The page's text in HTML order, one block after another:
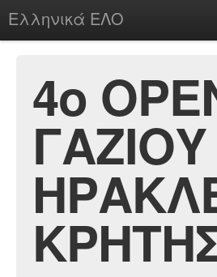
Ελληνικά ΕΛΟ
chesstu.be @ discord
Login
4ο
ΓΑΖΙΟΥ